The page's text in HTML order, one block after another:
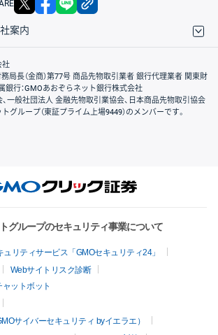
案内
ついて
社
局長（金商）第77号 商品先物取引業者 銀行代理業者 関東財
銀行：GMOあおぞらネット銀行株式会社
、一般社団法人 金融先物取引業協会、日本商品先物取引協会
グループ（東証プライム上場9449）のメンバーです。
グループのセキュリティ事業について
リティサービス「GMOセキュリティ24」
Webサイトリスク診断
ットボット
サイバーセキュリティ byイエラエ）